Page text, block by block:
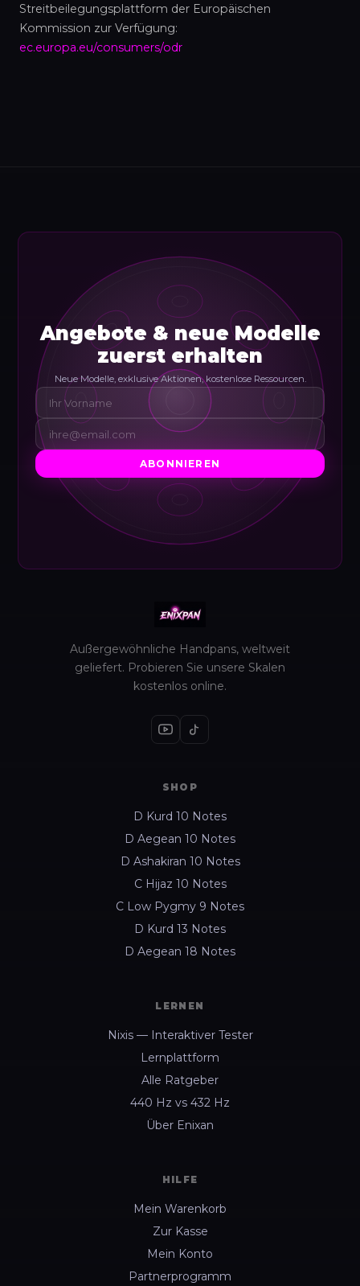
Streitbeilegungsplattform der Europäischen
Kommission zur Verfügung:
ec.europa.eu/consumers/odr
Angebote & neue Modelle
zuerst erhalten
Neue Modelle, exklusive Aktionen, kostenlose Ressourcen.
ABONNIEREN
Außergewöhnliche Handpans, weltweit
geliefert. Probieren Sie unsere Skalen
kostenlos online.
SHOP
D Kurd 10 Notes
D Aegean 10 Notes
D Ashakiran 10 Notes
C Hijaz 10 Notes
C Low Pygmy 9 Notes
D Kurd 13 Notes
D Aegean 18 Notes
LERNEN
Nixis — Interaktiver Tester
Lernplattform
Alle Ratgeber
440 Hz vs 432 Hz
Über Enixan
HILFE
Mein Warenkorb
Zur Kasse
Mein Konto
Partnerprogramm